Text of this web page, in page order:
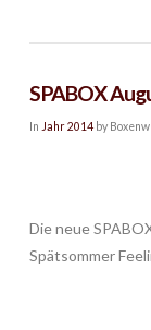
SPABOX
In Jahr 2014by
Die neue
Spätsommer